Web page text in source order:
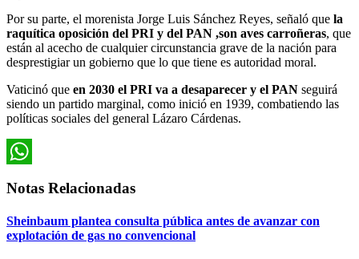
Por su parte, el morenista Jorge Luis Sánchez Reyes, señaló que la
raquítica oposición del PRI y del PAN ,son aves carroñeras, que
están al acecho de cualquier circunstancia grave de la nación para
desprestigiar un gobierno que lo que tiene es autoridad moral.
Vaticinó que en 2030 el PRI va a desaparecer y el PAN seguirá
siendo un partido marginal, como inició en 1939, combatiendo las
políticas sociales del general Lázaro Cárdenas.
Notas Relacionadas
Sheinbaum plantea consulta pública antes de avanzar con
explotación de gas no convencional